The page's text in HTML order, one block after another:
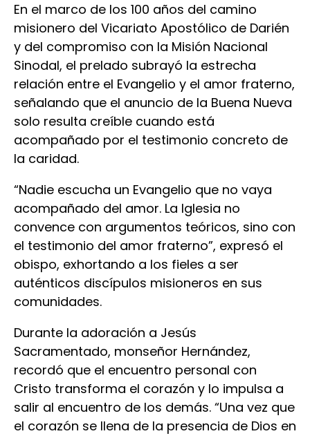
En el marco de los 100 años del camino
misionero del Vicariato Apostólico de Darién
y del compromiso con la Misión Nacional
Sinodal, el prelado subrayó la estrecha
relación entre el Evangelio y el amor fraterno,
señalando que el anuncio de la Buena Nueva
solo resulta creíble cuando está
acompañado por el testimonio concreto de
la caridad.
“Nadie escucha un Evangelio que no vaya
acompañado del amor. La Iglesia no
convence con argumentos teóricos, sino con
el testimonio del amor fraterno”, expresó el
obispo, exhortando a los fieles a ser
auténticos discípulos misioneros en sus
comunidades.
Durante la adoración a Jesús
Sacramentado, monseñor Hernández,
recordó que el encuentro personal con
Cristo transforma el corazón y lo impulsa a
salir al encuentro de los demás. “Una vez que
el corazón se llena de la presencia de Dios en